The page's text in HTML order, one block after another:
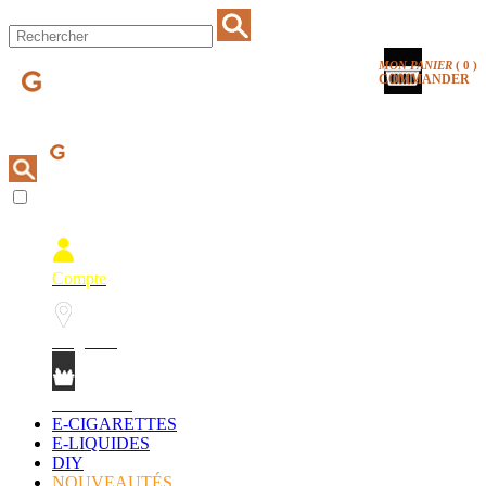
MON PANIER ( 0 )
COMMANDER
Compte
E-CIGARETTES
E-LIQUIDES
DIY
NOUVEAUTÉS